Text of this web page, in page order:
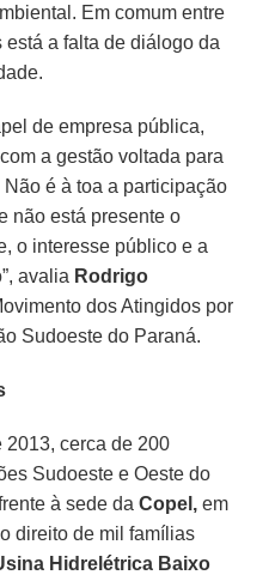
Em comum entre
a falta de diálogo da
de empresa pública,
a gestão voltada para
é à toa a participação
não está presente o
o interesse público e a
avalia Rodrigo
dos Atingidos por
Sudoeste do Paraná.
2013, cerca de 200
Sudoeste e Oeste do
à sede daCopel, em
direito de mil famílias
Hidrelétrica Baixo